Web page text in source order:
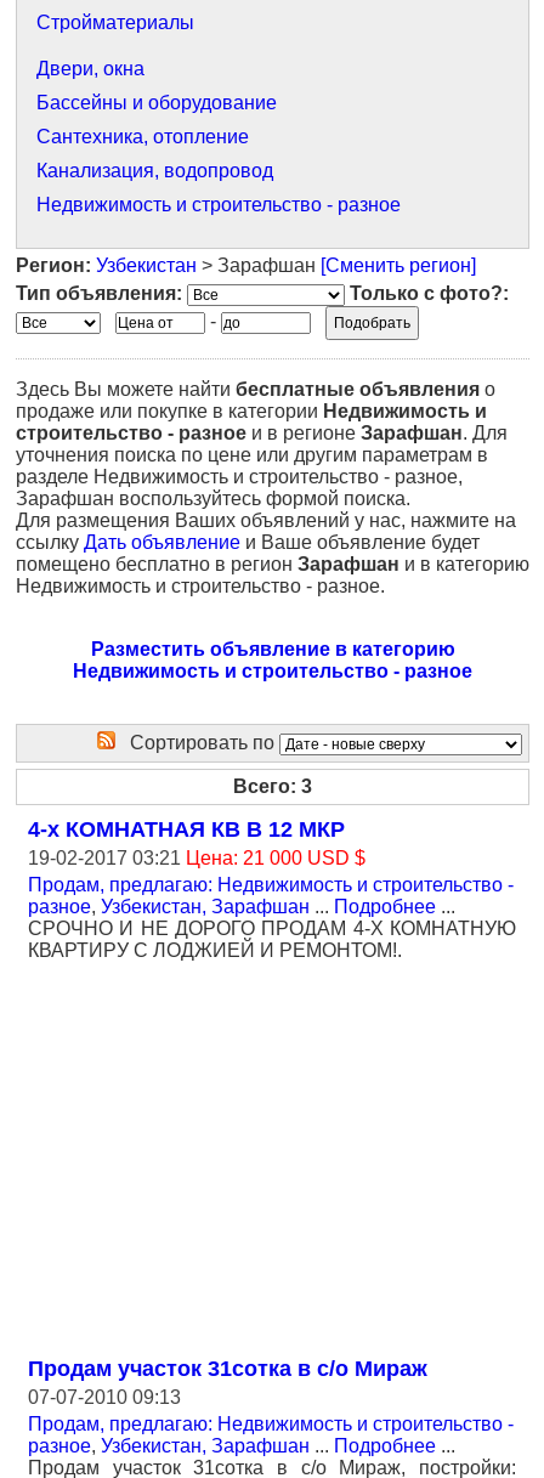
Стройматериалы
Двери, окна
Бассейны и оборудование
Сантехника, отопление
Канализация, водопровод
Недвижимость и строительство - разное
Регион: Узбекистан > Зарафшан [Сменить регион]
Тип объявления:
Только с фото?:
-
Здесь Вы можете найти бесплатные объявления о
продаже или покупке в категории Недвижимость и
строительство - разное и в регионе Зарафшан. Для
уточнения поиска по цене или другим параметрам в
разделе Недвижимость и строительство - разное,
Зарафшан воспользуйтесь формой поиска.
Для размещения Ваших объявлений у нас, нажмите на
ссылку Дать объявление и Ваше объявление будет
помещено бесплатно в регион Зарафшан и в категорию
Недвижимость и строительство - разное.
Разместить объявление в категорию
Недвижимость и строительство - разное
Сортировать по
Всего: 3
4-х КОМНАТНАЯ КВ В 12 МКР
19-02-2017 03:21 Цена: 21 000 USD $
Продам, предлагаю: Недвижимость и строительство -
разное, Узбекистан, Зарафшан ... Подробнее ...
СРОЧНО И НЕ ДОРОГО ПРОДАМ 4-Х КОМНАТНУЮ
КВАРТИРУ С ЛОДЖИЕЙ И РЕМОНТОМ!.
Продам участок 31сотка в с/о Мираж
07-07-2010 09:13
Продам, предлагаю: Недвижимость и строительство -
разное, Узбекистан, Зарафшан ... Подробнее ...
Продам участок 31сотка в с/о Мираж, постройки: